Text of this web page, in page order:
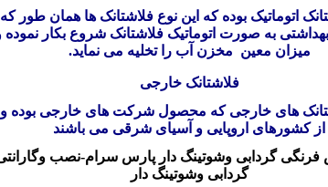
اتوماتیک بوده که این نوع فلاشتانک ها همان طور
به صورت اتوماتیک فلاشتانک شروع بکار نموده و
میزان معین مخزن آب را تخلیه می نماید.
فلاشتانک خارجی
های خارجی که محصول شرکت های خارجی بوده
از کشورهای اروپایی و آسیای شرقی می باشند
گردابی وشوتینگ دار پارس سرام-نصب وگارانتی
گردابی وشوتینگ دار